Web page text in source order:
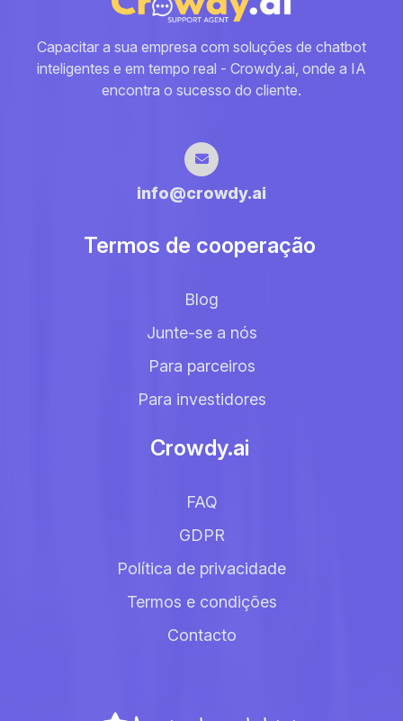
Capacitar a sua empresa com soluções de chatbot
inteligentes e em tempo real - Crowdy.ai, onde a IA
encontra o sucesso do cliente.
info@crowdy.ai
Termos de cooperação
Blog
Junte-se a nós
Para parceiros
Para investidores
Crowdy.ai
FAQ
GDPR
Política de privacidade
Termos e condições
Contacto